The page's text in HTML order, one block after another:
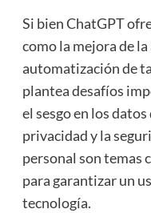
Si bien ChatGPT
como la mejora de
automatización de
plantea desafíos
el sesgo en los
privacidad y la
personal son temas
para garantizar un
tecnología.